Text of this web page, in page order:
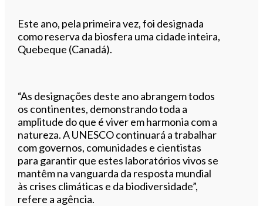
Este ano, pela primeira vez, foi designada
como reserva da biosfera uma cidade inteira,
Quebeque (Canadá).
“As designações deste ano abrangem todos
os continentes, demonstrando toda a
amplitude do que é viver em harmonia com a
natureza. A UNESCO continuará a trabalhar
com governos, comunidades e cientistas
para garantir que estes laboratórios vivos se
mantêm na vanguarda da resposta mundial
às crises climáticas e da biodiversidade”,
refere a agência.